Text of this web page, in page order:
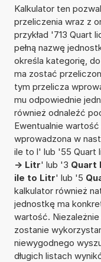
Kalkulator ten
przeliczenia wraz z
przykład '713 Quart
pełną nazwę
określa kategorię,
ma zostać
tym przelicza
mu odpowiednie
również odnaleźć
Ewentualnie
wprowadzona w
ile to l' lub '55 Quart
-> Litr' lub '3 Quart
ile to Litr' lub '5
kalkulator również
jednostkę ma
wartość.
zostanie
niewygodnego
długich listach